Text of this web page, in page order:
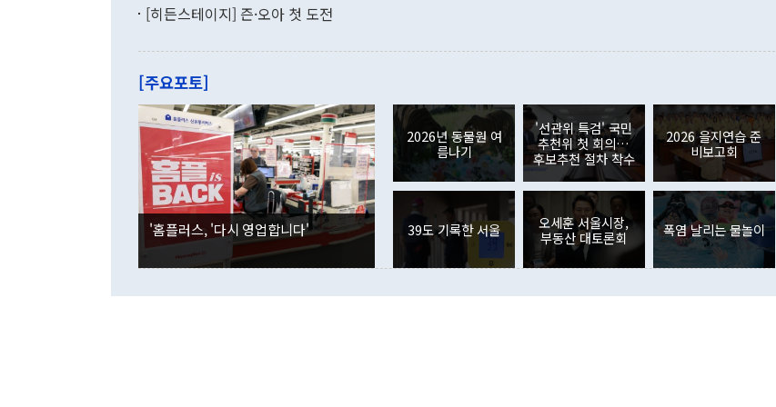
"우리의 선의대로 하는 게 과연 한반도의 평화와 안정에 플러스냐, 결론적
관은 업무보고 사후 브리핑에서 정 장관이 언급한 '4자 회담'에 대해 "이상
이 9월 러시아 블라디보스토크에서 열리는 '동방경제포럼(EEF)'을 언급하
며 "정부 차원에서 (참석을) 검토하고 있다"고 발언한 데 대해서도 조 장관
은 "그것은 외교부의 몫"이라며 "아직 거기까지 진도가 나가지 않았다"고
잘랐다. 정 장관이 이날 소개한 대북 구상과 설명은 정부 내 조율을 거치지
않았다는 점에서 문제가 있다. 특히 주적 표현 대체와 국호 사용, 9·19 군
사합의 복원, 4자회담 추진 등은 통일부 장관이 결정할 사안이 아니어서 월
권이라는 지적이 나오고 있다. 이 대통령은 정 장관의 업무보고를 듣고 난
뒤 "여기 업무보고에 발표했다고 승인난 건 아니다"라고 재차 확인했다. 정
부의 한 소식통은 "정 장관의 발언 내용은 대부분 국가안전보장회의(NSC)
를 거쳐 결정된 사안이 아닌 정 장관의 개인적 생각에 가깝다"며 "안보 관
련 부처 장관이 정부의 공식 정책이 아닌 사안을 추진하겠다고 업무보고를
하고 대통령의 면전에서 '국군통수권자가 나서야 한다'고 주장한 것은 심각
로 전환됐다. 본원소득수지는 배당소득을 중심으로 32억7000만달러 흑자
는 배당수입이 늘어난 데다 전월 분기배당에 따른 기저효과로 배당지급이
였던 올해 3월(369억9000만달러)을 넘어선 것이다. 직접투자에서는 내국
인의 해외투자가 80억1000만달러, 외국인의 국내투자가 46억3000만달러
각각 증가했다. 증권투자에서는 외국인의 국내 주식 매도세가 이어졌다. 외
국인의 국내 주식 투자는 차익실현 매도 등의 영향으로 316억1000만달러
감소하며 전월(-310억5000만달러)에 이어 역대 최대 순매도 기록을 다시
경신했다. 외국인의 국내 채권투자는 세계국채지수(WGBI) 자금 유입에도
분기 말 만기도래 영향으로 증가 폭이 줄어든 52억9000만달러를 기록했
다. 내국인의 해외 증권투자는 주식을 중심으로 35억6000만달러 증가했
다. eoyn2@newspim.com
[히든스테이지] 즌·오아 첫 도전
[주요포토]
'홈플러스, '다시 영업합니다'
2026년 동물원 여
름나기
'선관위 특검' 국민
추천위 첫 회의…
후보추천 절차 착수
2026 을지연습 준
비보고회
39도 기록한 서울
오세훈 서울시장,
부동산 대토론회
폭염 날리는 물놀이